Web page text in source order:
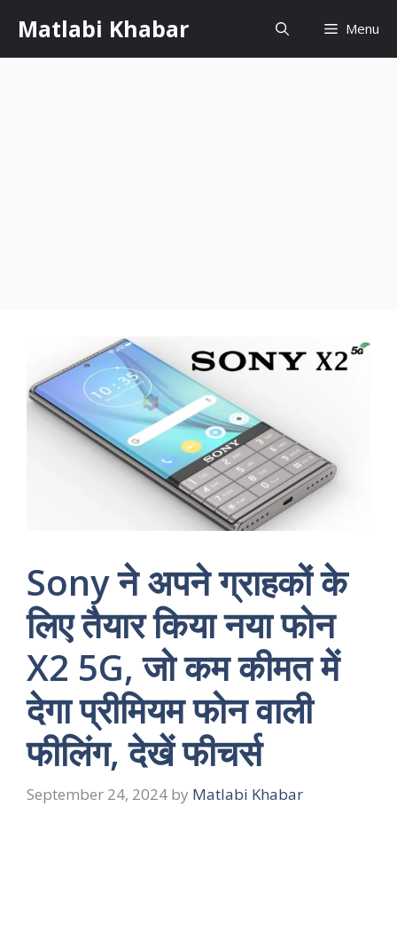
content
Matlabi Khabar Menu
Sony ने अपने ग्राहकों के
लिए तैयार किया नया फोन
X2 5G, जो कम कीमत में
देगा प्रीमियम फोन वाली
फीलिंग, देखें फीचर्स
September 24, 2024 by Matlabi Khabar